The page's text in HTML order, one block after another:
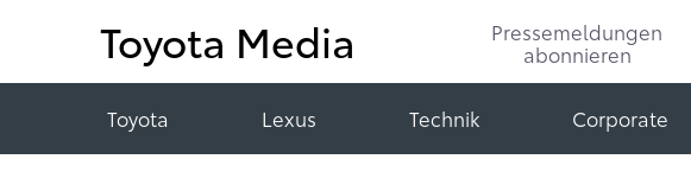
Toyota Media
Pressemeldungen
abonnieren
Toyota Lexus Technik Corporate